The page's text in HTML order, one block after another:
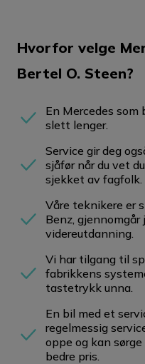
Hvorfor velge
Bertel O. Steen?
En Mercedes
slett lenger.
Service gir deg
sjåfør når du vet
sjekket av fagfolk.
Våre teknikere er
Benz, gjennomgår
videreutdanning.
Vi har tilgang til
fabrikkens
tastetrykk unna.
En bil med et
regelmessig
oppe og kan
bedre pris.